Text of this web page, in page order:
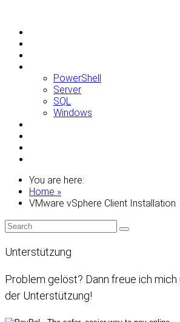
PowerShell
Server
SQL
Windows
You are here:
Home »
VMware vSphere Client Installation
Unterstützung
Problem gelöst? Dann freue ich
der Unterstützung!